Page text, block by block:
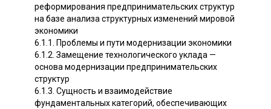
реформирования предпринимательских структур
на базе анализа структурных изменений мировой
экономики
6.1.1. Проблемы и пути модернизации экономики
6.1.2. Замещение технологического уклада —
основа модернизации предпринимательских
структур
6.1.3. Сущность и взаимодействие
фундаментальных категорий, обеспечивающих